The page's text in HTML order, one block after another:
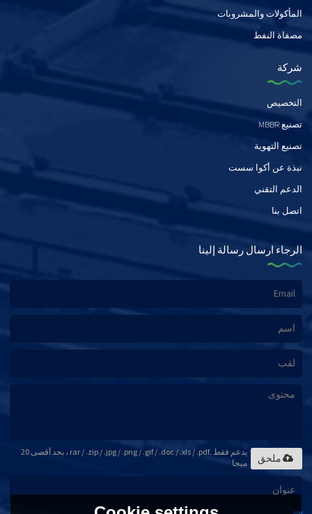
المأكولات والمشروبات
مصفاة النفط
شركة
التخصيص
تصنيع MBBR
تصنيع التهوية
نبذة عن أكوا سست
الدعم التقني
اتصل بنا
الرجاء ارسال رسالة إلينا
يدعم فقط .rar / .zip / .jpg / .png / .gif / .doc / .xls / .pdf ، بحد أقصى 20
ميجا
ملحق